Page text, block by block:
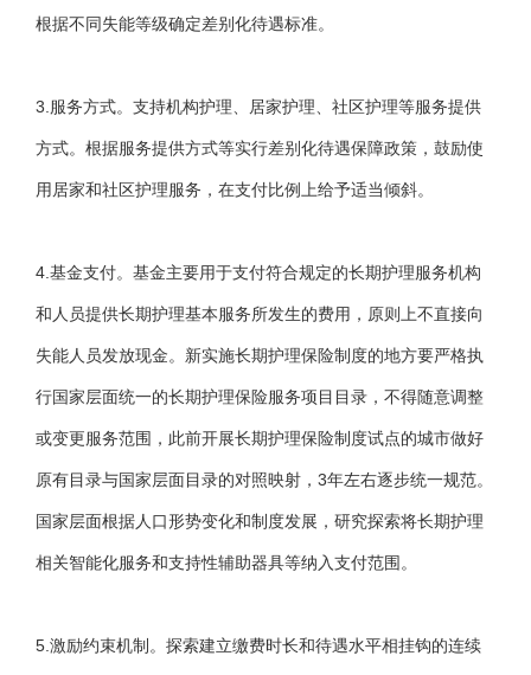
根据不同失能等级确定差别化待遇标准。
3.服务方式。支持机构护理、居家护理、社区护理等服务提供
方式。根据服务提供方式等实行差别化待遇保障政策，鼓励使
用居家和社区护理服务，在支付比例上给予适当倾斜。
4.基金支付。基金主要用于支付符合规定的长期护理服务机构
和人员提供长期护理基本服务所发生的费用，原则上不直接向
失能人员发放现金。新实施长期护理保险制度的地方要严格执
行国家层面统一的长期护理保险服务项目目录，不得随意调整
或变更服务范围，此前开展长期护理保险制度试点的城市做好
原有目录与国家层面目录的对照映射，3年左右逐步统一规范。
国家层面根据人口形势变化和制度发展，研究探索将长期护理
相关智能化服务和支持性辅助器具等纳入支付范围。
5.激励约束机制。探索建立缴费时长和待遇水平相挂钩的连续